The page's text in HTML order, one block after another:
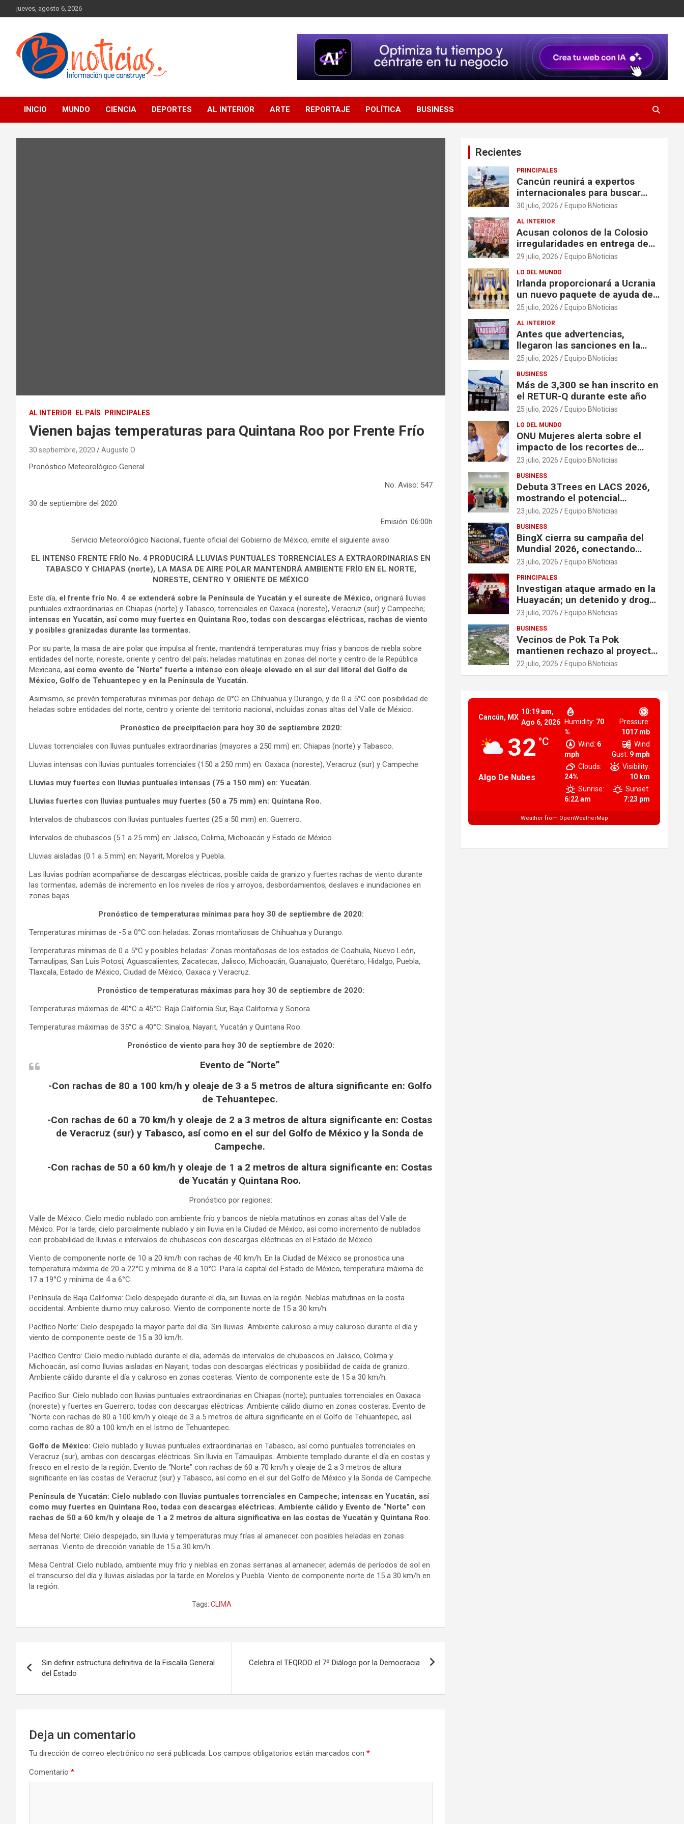
to
jueves, agosto 6, 2026
BNoticias
INICIO MUNDO CIENCIA DEPORTES AL INTERIOR ARTE REPORTAJE POLÍTICA BUSINESS
AL INTERIOR EL PAÍS PRINCIPALES
Vienen bajas temperaturas para Quintana Roo por Frente Frío
30 septiembre, 2020 Augusto O
Pronóstico Meteorológico General
No. Aviso: 547
30 de septiembre del 2020
Emisión: 06:00h
Servicio Meteorológico Nacional, fuente oficial del Gobierno de México, emite el siguiente aviso:
EL INTENSO FRENTE FRÍO No. 4 PRODUCIRÁ LLUVIAS PUNTUALES TORRENCIALES A EXTRAORDINARIAS EN
TABASCO Y CHIAPAS (norte), LA MASA DE AIRE POLAR MANTENDRÁ AMBIENTE FRÍO EN EL NORTE,
NORESTE, CENTRO Y ORIENTE DE MÉXICO
Este día, el frente frío No. 4 se extenderá sobre la Península de Yucatán y el sureste de México, originará lluvias
puntuales extraordinarias en Chiapas (norte) y Tabasco; torrenciales en Oaxaca (noreste), Veracruz (sur) y Campeche;
intensas en Yucatán, así como muy fuertes en Quintana Roo, todas con descargas eléctricas, rachas de viento
y posibles granizadas durante las tormentas.
Por su parte, la masa de aire polar que impulsa al frente, mantendrá temperaturas muy frías y bancos de niebla sobre
entidades del norte, noreste, oriente y centro del país; heladas matutinas en zonas del norte y centro de la República
Mexicana, así como evento de “Norte” fuerte a intenso con oleaje elevado en el sur del litoral del Golfo de
México, Golfo de Tehuantepec y en la Península de Yucatán.
Asimismo, se prevén temperaturas mínimas por debajo de 0°C en Chihuahua y Durango, y de 0 a 5°C con posibilidad de
heladas sobre entidades del norte, centro y oriente del territorio nacional, incluidas zonas altas del Valle de México.
Pronóstico de precipitación para hoy 30 de septiembre 2020:
Lluvias torrenciales con lluvias puntuales extraordinarias (mayores a 250 mm) en: Chiapas (norte) y Tabasco.
Lluvias intensas con lluvias puntuales torrenciales (150 a 250 mm) en: Oaxaca (noreste), Veracruz (sur) y Campeche.
Lluvias muy fuertes con lluvias puntuales intensas (75 a 150 mm) en: Yucatán.
Lluvias fuertes con lluvias puntuales muy fuertes (50 a 75 mm) en: Quintana Roo.
Intervalos de chubascos con lluvias puntuales fuertes (25 a 50 mm) en: Guerrero.
Intervalos de chubascos (5.1 a 25 mm) en: Jalisco, Colima, Michoacán y Estado de México.
Lluvias aisladas (0.1 a 5 mm) en: Nayarit, Morelos y Puebla.
Las lluvias podrían acompañarse de descargas eléctricas, posible caída de granizo y fuertes rachas de viento durante
las tormentas, además de incremento en los niveles de ríos y arroyos, desbordamientos, deslaves e inundaciones en
zonas bajas.
Pronóstico de temperaturas mínimas para hoy 30 de septiembre de 2020:
Temperaturas mínimas de -5 a 0°C con heladas: Zonas montañosas de Chihuahua y Durango.
Temperaturas mínimas de 0 a 5°C y posibles heladas: Zonas montañosas de los estados de Coahuila, Nuevo León,
Tamaulipas, San Luis Potosí, Aguascalientes, Zacatecas, Jalisco, Michoacán, Guanajuato, Querétaro, Hidalgo, Puebla,
Tlaxcala, Estado de México, Ciudad de México, Oaxaca y Veracruz.
Pronóstico de temperaturas máximas para hoy 30 de septiembre de 2020:
Temperaturas máximas de 40°C a 45°C: Baja California Sur, Baja California y Sonora.
Temperaturas máximas de 35°C a 40°C: Sinaloa, Nayarit, Yucatán y Quintana Roo.
Pronóstico de viento para hoy 30 de septiembre de 2020:
Evento de “Norte”
-Con rachas de 80 a 100 km/h y oleaje de 3 a 5 metros de altura significante en: Golfo
de Tehuantepec.
-Con rachas de 60 a 70 km/h y oleaje de 2 a 3 metros de altura significante en: Costas
de Veracruz (sur) y Tabasco, así como en el sur del Golfo de México y la Sonda de
Campeche.
-Con rachas de 50 a 60 km/h y oleaje de 1 a 2 metros de altura significante en: Costas
de Yucatán y Quintana Roo.
Pronóstico por regiones:
Valle de México: Cielo medio nublado con ambiente frío y bancos de niebla matutinos en zonas altas del Valle de
México. Por la tarde, cielo parcialmente nublado y sin lluvia en la Ciudad de México, asi como incremento de nublados
con probabilidad de lluvias e intervalos de chubascos con descargas eléctricas en el Estado de México.
Viento de componente norte de 10 a 20 km/h con rachas de 40 km/h. En la Ciudad de México se pronostica una
temperatura máxima de 20 a 22°C y mínima de 8 a 10°C. Para la capital del Estado de México, temperatura máxima de
17 a 19°C y mínima de 4 a 6°C.
Península de Baja California: Cielo despejado durante el día, sin lluvias en la región. Nieblas matutinas en la costa
occidental. Ambiente diurno muy caluroso. Viento de componente norte de 15 a 30 km/h.
Pacífico Norte: Cielo despejado la mayor parte del día. Sin lluvias. Ambiente caluroso a muy caluroso durante el día y
viento de componente oeste de 15 a 30 km/h.
Pacífico Centro: Cielo medio nublado durante el día, además de intervalos de chubascos en Jalisco, Colima y
Michoacán, así como lluvias aisladas en Nayarit, todas con descargas eléctricas y posibilidad de caída de granizo.
Ambiente cálido durante el día y caluroso en zonas costeras. Viento de componente este de 15 a 30 km/h.
Pacífico Sur: Cielo nublado con lluvias puntuales extraordinarias en Chiapas (norte); puntuales torrenciales en Oaxaca
(noreste) y fuertes en Guerrero, todas con descargas eléctricas. Ambiente cálido diurno en zonas costeras. Evento de
“Norte con rachas de 80 a 100 km/h y oleaje de 3 a 5 metros de altura significante en el Golfo de Tehuantepec, así
como rachas de 80 a 100 km/h en el Istmo de Tehuantepec.
Golfo de México: Cielo nublado y lluvias puntuales extraordinarias en Tabasco, así como puntuales torrenciales en
Veracruz (sur), ambas con descargas eléctricas. Sin lluvia en Tamaulipas. Ambiente templado durante el día en costas y
fresco en el resto de la región. Evento de “Norte” con rachas de 60 a 70 km/h y oleaje de 2 a 3 metros de altura
significante en las costas de Veracruz (sur) y Tabasco, así como en el sur del Golfo de México y la Sonda de Campeche.
Península de Yucatán: Cielo nublado con lluvias puntuales torrenciales en Campeche; intensas en Yucatán, así
como muy fuertes en Quintana Roo, todas con descargas eléctricas. Ambiente cálido y Evento de “Norte” con
rachas de 50 a 60 km/h y oleaje de 1 a 2 metros de altura significativa en las costas de Yucatán y Quintana Roo.
Mesa del Norte: Cielo despejado, sin lluvia y temperaturas muy frías al amanecer con posibles heladas en zonas
serranas. Viento de dirección variable de 15 a 30 km/h.
Mesa Central: Cielo nublado, ambiente muy frío y nieblas en zonas serranas al amanecer, además de períodos de sol en
el transcurso del día y lluvias aisladas por la tarde en Morelos y Puebla. Viento de componente norte de 15 a 30 km/h en
la región.
Tags: CLIMA
de
entradas
Sin definir estructura definitiva de la Fiscalía General
del Estado
Celebra el TEQROO el 7º Diálogo por la Democracia
Deja un comentario
Tu dirección de correo electrónico no será publicada. Los campos obligatorios están marcados con *
Comentario *
Recientes
PRINCIPALES
Cancún reunirá a expertos
internacionales para buscar
soluciones al problema del
30 julio, 2026 Equipo BNoticias
AL INTERIOR
Acusan colonos de la Colosio
irregularidades en entrega de
escrituras
29 julio, 2026 Equipo BNoticias
LO DEL MUNDO
Irlanda proporcionará a Ucrania
un nuevo paquete de ayuda de
125 millones de euros
25 julio, 2026 Equipo BNoticias
AL INTERIOR
Antes que advertencias,
llegaron las sanciones en la
colonia El Milagro
25 julio, 2026 Equipo BNoticias
BUSINESS
Más de 3,300 se han inscrito en
el RETUR-Q durante este año
25 julio, 2026 Equipo BNoticias
LO DEL MUNDO
ONU Mujeres alerta sobre el
impacto de los recortes de
financiación en organizaciones
en contextos de crisis
23 julio, 2026 Equipo BNoticias
BUSINESS
Debuta 3Trees en LACS 2026,
mostrando el potencial
ecológico de China en América
23 julio, 2026 Equipo BNoticias
BUSINESS
BingX cierra su campaña del
Mundial 2026, conectando
comunidades a través de
23 julio, 2026 Equipo BNoticias
PRINCIPALES
Investigan ataque armado en la
Huayacán; un detenido y droga
asegurada tras persecución
23 julio, 2026 Equipo BNoticias
BUSINESS
Vecinos de Pok Ta Pok
mantienen rechazo al proyecto
Bosque Real
22 julio, 2026 Equipo BNoticias
Cancún, MX
10:19 am,
Ago 6, 2026
32 °C
Algo De Nubes
Humidity: 70
%
Pressure:
1017 mb
Wind: 6
mph
Wind
Gust: 9 mph
Clouds:
24%
Visibility:
10 km
Sunrise:
6:22 am
Sunset:
7:23 pm
Weather from OpenWeatherMap